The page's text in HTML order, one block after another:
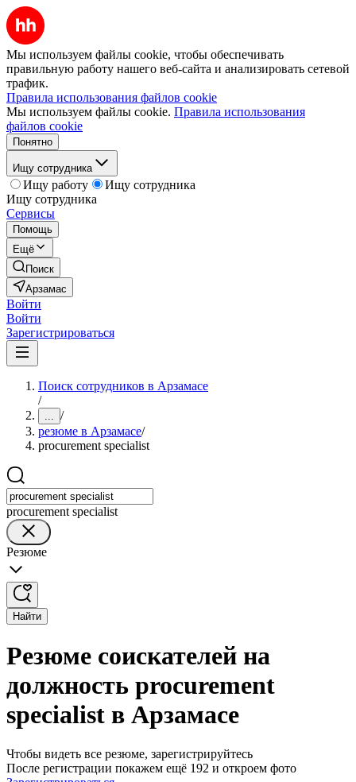
Мы используем файлы cookie, чтобы обеспечивать
правильную работу нашего веб-сайта и анализировать сетевой
трафик.
Правила использования файлов cookie
Мы используем файлы cookie. Правила использования
файлов cookie
Понятно
Ищу сотрудника
Ищу работу
Ищу сотрудника
Ищу сотрудника
Сервисы
Помощь
Ещё
Поиск
Арзамас
Войти
Войти
Зарегистрироваться
Поиск сотрудников в Арзамасе
/
... /
резюме в Арзамасе/
procurement specialist
procurement specialist
Резюме
Найти
Резюме соискателей на
должность procurement
specialist в Арзамасе
Чтобы видеть все резюме, зарегистрируйтесь
После регистрации покажем ещё 192 и откроем фото